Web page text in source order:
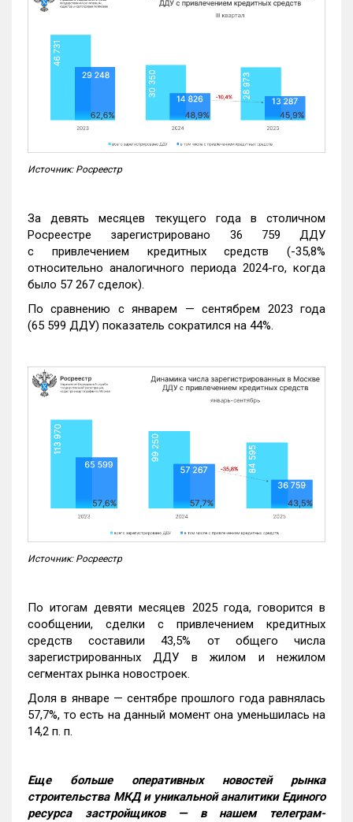
Источник: Росреестр
За девять месяцев текущего года в столичном
Росреестре зарегистрировано 36 759 ДДУ
с привлечением кредитных средств (-35,8%
относительно аналогичного периода 2024-го, когда
было 57 267 сделок).
По сравнению с январем — сентябрем 2023 года
(65 599 ДДУ) показатель сократился на 44%.
Источник: Росреестр
По итогам девяти месяцев 2025 года, говорится в
сообщении, сделки с привлечением кредитных
средств составили 43,5% от общего числа
зарегистрированных ДДУ в жилом и нежилом
сегментах рынка новостроек.
Доля в январе — сентябре прошлого года равнялась
57,7%, то есть на данный момент она уменьшилась на
14,2 п. п.
Еще больше оперативных новостей рынка
строительства МКД и уникальной аналитики Единого
ресурса застройщиков — в нашем телеграм-